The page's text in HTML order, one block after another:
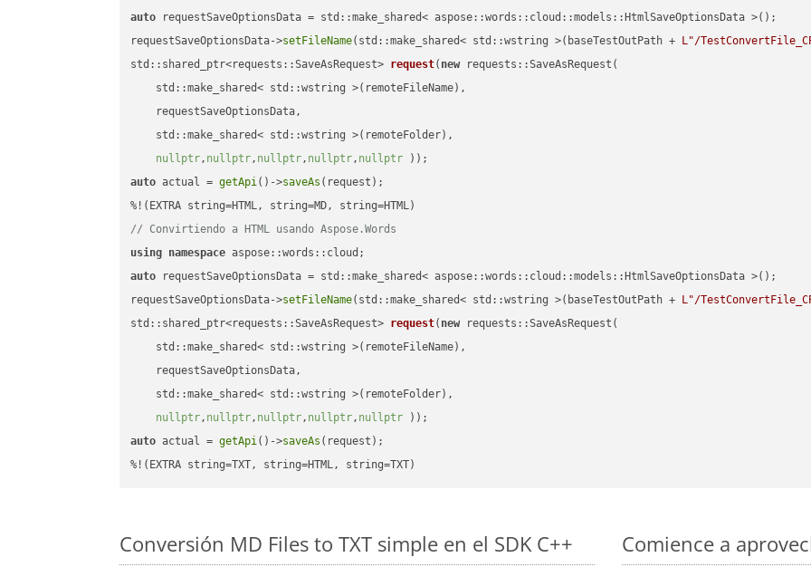
auto requestSaveOptionsData = std::make_shared< aspose::words::cloud::models::HtmlSaveOptionsData >();
requestSaveOptionsData->setFileName(std::make_shared< std::wstring >(baseTestOutPath + L"/
std::shared_ptr<requests::SaveAsRequest> request( new requests::SaveAsRequest(
    std::make_shared< std::wstring >(remoteFileName),
    requestSaveOptionsData,
    std::make_shared< std::wstring >(remoteFolder),
nullptr, nullptr, nullptr, nullptr, nullptr ))
auto actual = getApi()->saveAs (request);
// Convirtiendo a HTML usando Aspose.Words
using namespace
auto requestSaveOptionsData = std::make_shared< aspose::words::cloud::models::HtmlSaveOptionsData >();
requestSaveOptionsData->setFileName(std::make_shared< std::wstring >(baseTestOutPath + L"/
std::shared_ptr<requests::SaveAsRequest> request( new requests::SaveAsRequest(
    std::make_shared< std::wstring >(remoteFileName),
    requestSaveOptionsData,
    std::make_shared< std::wstring >(remoteFolder),
nullptr, nullptr, nullptr, nullptr, nullptr ))
auto actual = getApi()->saveAs (request);
%!(EXTRA string=TXT, string=HTML, string=TXT)
Conversión MD Files to TXT simple en el SDK C++ Comience a